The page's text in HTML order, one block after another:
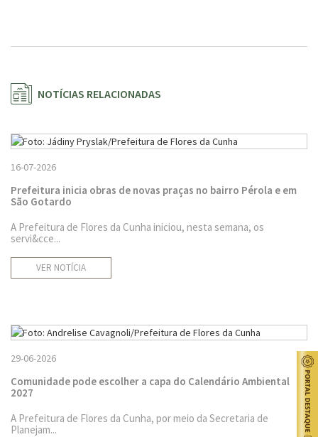
NOTÍCIAS RELACIONADAS
16-07-2026
Prefeitura inicia obras de novas praças no bairro Pérola e em
São Gotardo
A Prefeitura de Flores da Cunha iniciou, nesta semana, os
servi&cce...
VER NOTÍCIA
29-06-2026
Comunidade pode escolher a capa do Calendário Ambiental
2027
A Prefeitura de Flores da Cunha, por meio da Secretaria de
Planejam...